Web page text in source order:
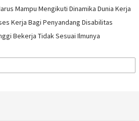
Mampu Mengikuti Dinamika Dunia Kerja
Kerja Bagi Penyandang Disabilitas
Bekerja Tidak Sesuai Ilmunya